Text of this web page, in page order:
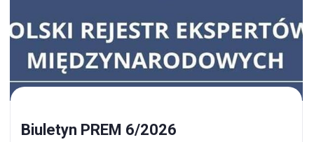
Biuletyn PREM 6/2026